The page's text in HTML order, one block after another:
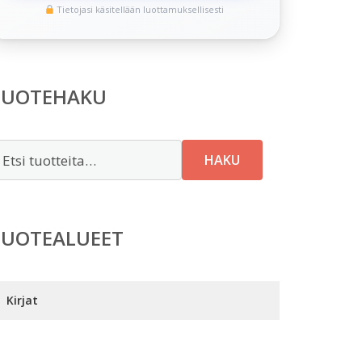
Tietojasi käsitellään luottamuksellisesti
HAKU
Kirjat